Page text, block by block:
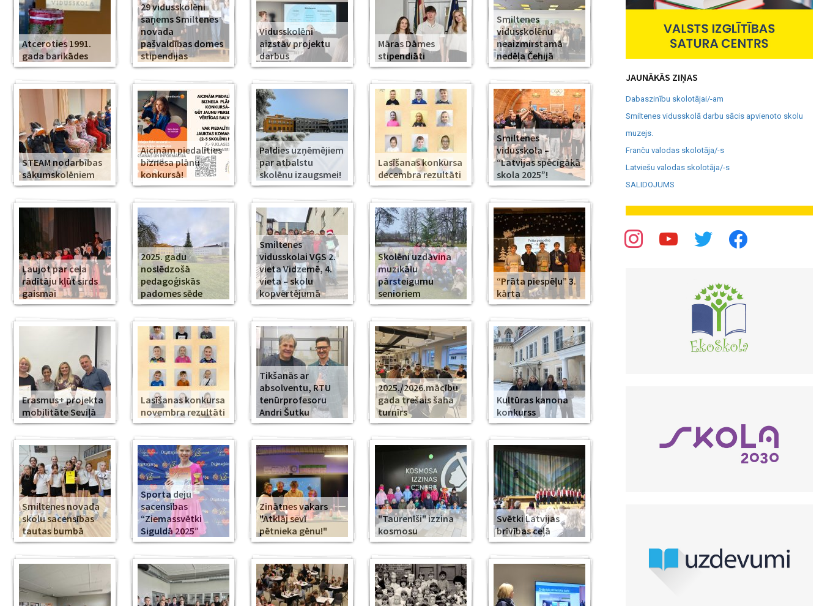
Atceroties 1991.
gada barikādes
29 vidusskolēni
saņems Smiltenes
novada
pašvaldības domes
stipendijas
Vidusskolēni
aizstāv projektu
darbus
Māras Dāmes
stipendiāti
Smiltenes
vidusskolēnu
neaizmirstamā
nedēļa Čehijā
STEAM nodarbības
sākumskolēniem
Aicinām piedalīties
biznesa plānu
konkursā!
Paldies uzņēmējiem
par atbalstu
skolēnu izaugsmei!
Lasīšanas konkursa
decembra rezultāti
Smiltenes
vidusskola –
“Latvijas spēcīgākā
skola 2025”!
Ļaujot par ceļa
rādītāju kļūt sirds
gaismai
2025. gadu
noslēdzošā
pedagoģiskās
padomes sēde
Smiltenes
vidusskolai VĢS 2.
vieta Vidzemē, 4.
vieta – skolu
kopvērtējumā
Skolēni uzdāvina
muzikālu
pārsteigumu
senioriem
“Prāta piespēļu” 3.
kārta
Erasmus+ projekta
mobilitāte Seviļā
Lasīšanas konkursa
novembra rezultāti
Tikšanās ar
absolventu, RTU
tenūrprofesoru
Andri Šutku
2025./2026.mācību
gada trešais šaha
turnīrs
Kultūras kanona
konkurss
Smiltenes novada
skolu sacensības
tautas bumbā
Sporta deju
sacensības
“Ziemassvētki
Siguldā 2025”
Zinātnes vakars
"Atklāj sevī
pētnieka gēnu!"
"Taurenīši" izzina
kosmosu
Svētki Latvijas
brīvības ceļā
JAUNĀKĀS ZIŅAS
Dabaszinību skolotājai/-am
Smiltenes vidusskolā darbu sācis apvienoto skolu
muzejs.
Franču valodas skolotāja/-s
Latviešu valodas skolotāja/-s
SALIDOJUMS